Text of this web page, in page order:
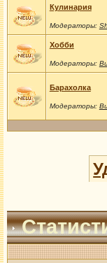
Кулинария
Модераторы:
Хобби
Модераторы:
Барахолка
Модераторы: